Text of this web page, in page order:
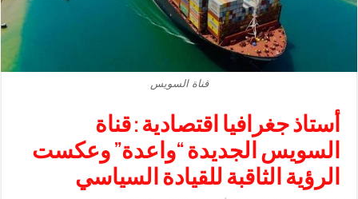
قناة السويس
أستاذ جغرافيا اقتصادية : قناة
السويس الجديدة “واعدة” وعكست
الرؤية الثاقبة للقيادة السياسي